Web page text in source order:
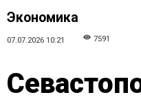
Экономика
07.07.2026 10:21 7591